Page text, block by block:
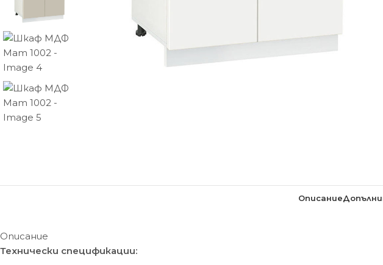
Описание
Описание
Технически спецификации: